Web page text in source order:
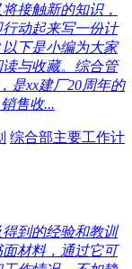
接触新的知识，
动起来写一份计
下是小编为大家
与收藏。综合管
是xx建厂20周年的
售收...
综合部主要工作计
到的经验和教训
材料，通过它可